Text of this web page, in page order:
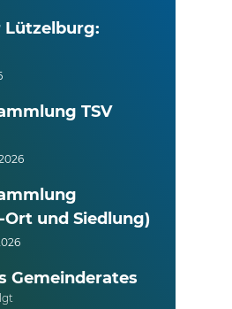
Lützelburg:
TSV
Ort und Siedlung)
Gemeinderates